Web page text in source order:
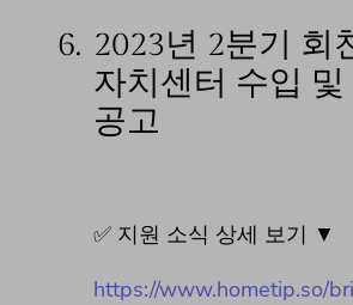
6. 2023년 2분기 회
자치센터 수입 및
공고
✅ 지원 소식 상세 보기 ▼
https://www.hometip.so/